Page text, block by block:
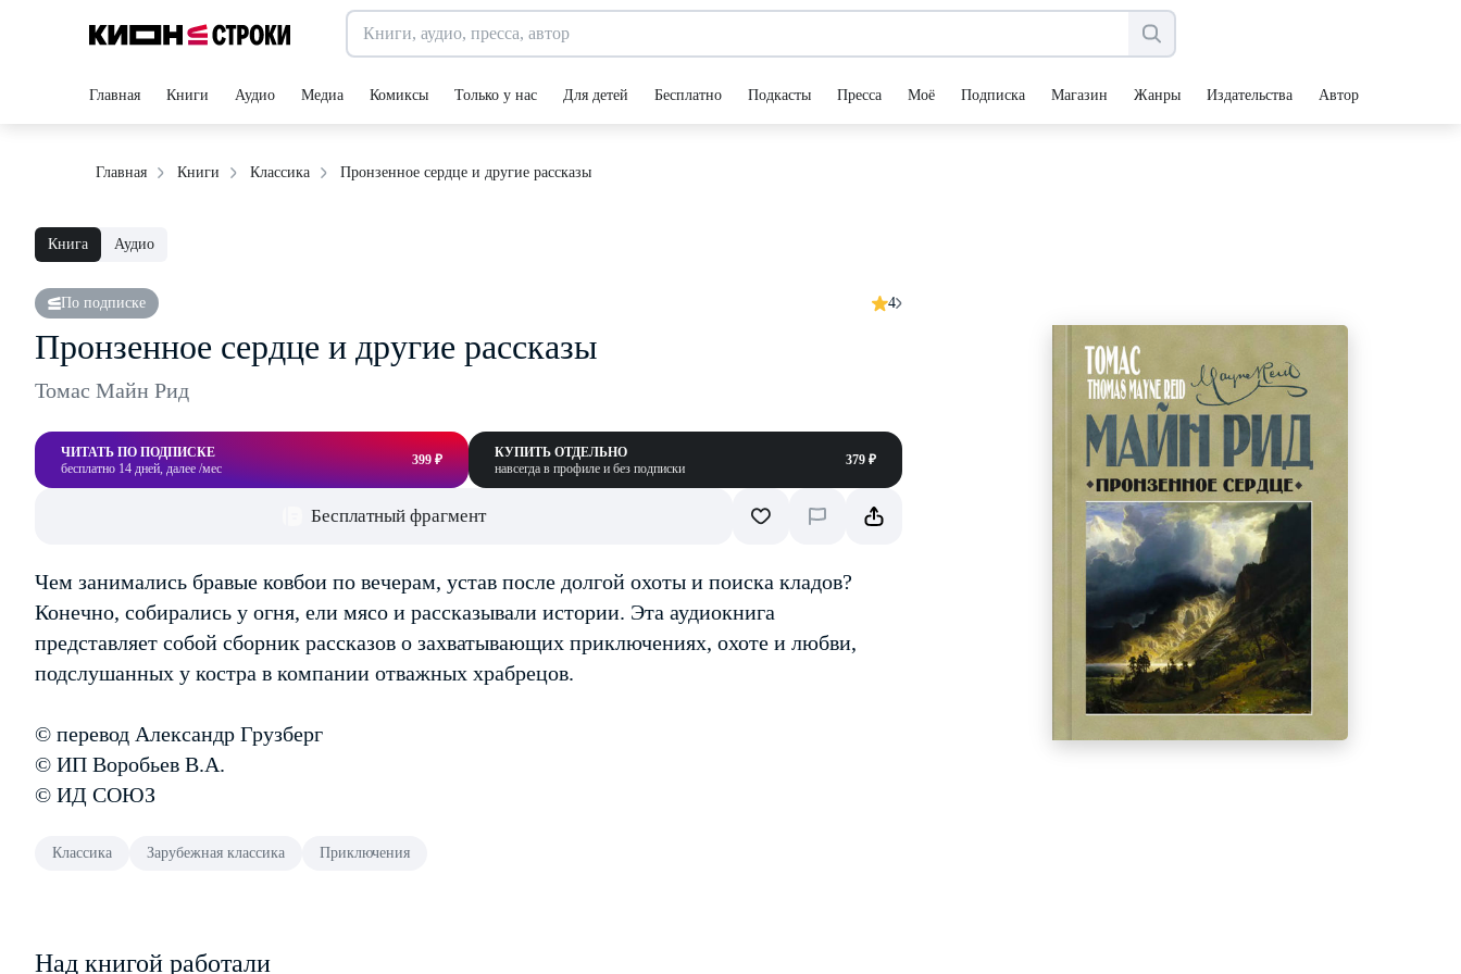
Главная Книги Аудио Медиа Комиксы Только у нас Для детей Бесплатно Подкасты Пресса Моё Подписка Магазин Жанры Издательства Авторы
Главная Книги Классика Пронзенное сердце и другие рассказы
Книга Аудио
По подписке 4
Пронзенное сердце и другие рассказы
Томас Майн Рид
ЧИТАТЬ ПО ПОДПИСКЕ
бесплатно 14 дней, далее /мес
399 ₽
КУПИТЬ ОТДЕЛЬНО
навсегда в профиле и без подписки
379 ₽
Бесплатный фрагмент
Чем занимались бравые ковбои по вечерам, устав после долгой охоты и поиска кладов?
Конечно, собирались у огня, ели мясо и рассказывали истории. Эта аудиокнига
представляет собой сборник рассказов о захватывающих приключениях, охоте и любви,
подслушанных у костра в компании отважных храбрецов.
© перевод Александр Грузберг
© ИП Воробьев В.А.
© ИД СОЮЗ
Классика Зарубежная классика Приключения
Над книгой работали